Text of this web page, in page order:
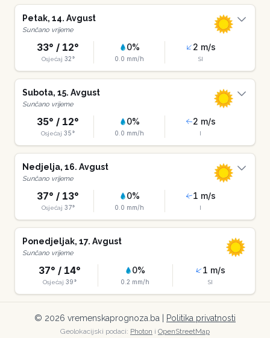
Petak, 14. Avgust
Sunčano vrijeme
33° / 12°
Osjećaj 32°
0%
0.0 mm/h
2 m/s
SI
Subota, 15. Avgust
Sunčano vrijeme
35° / 12°
Osjećaj 35°
0%
0.0 mm/h
2 m/s
I
Nedjelja, 16. Avgust
Sunčano vrijeme
37° / 13°
Osjećaj 37°
0%
0.0 mm/h
1 m/s
I
Ponedjeljak, 17. Avgust
Sunčano vrijeme
37° / 14°
Osjećaj 39°
0%
0.2 mm/h
1 m/s
SI
© 2026 vremenskaprognoza.ba | Politika privatnosti
Geolokacijski podaci: Photon i OpenStreetMap